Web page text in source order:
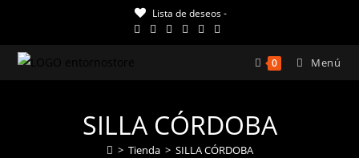
contenido
Lista de deseos -
0 Menú
SILLA CÓRDOBA
> Tienda > SILLA CÓRDOBA